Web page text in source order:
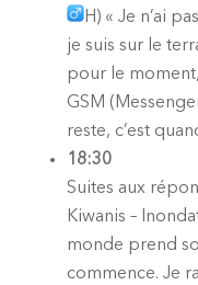
H) « Je n’ai
je suis sur le
pour le
GSM
reste, c’est
18:30
Suites aux
Kiwanis –
monde prend
commence. Je